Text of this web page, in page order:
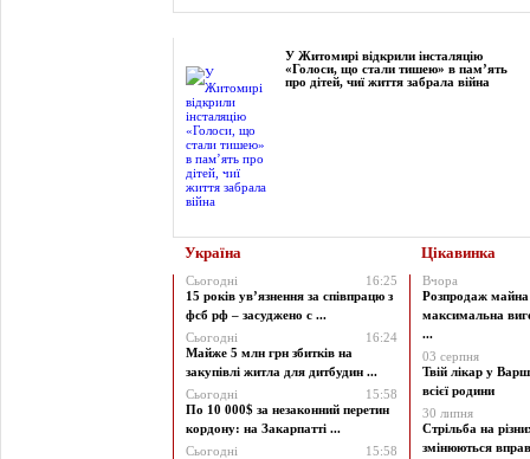
У Житомирі відкрили інсталяцію
«Голоси, що стали тишею» в пам’ять
про дітей, чиї життя забрала війна
Україна Цікавинка
Сьогодні
16:25
15 років ув’язнення за співпрацю з
фсб рф – засуджено с ...
Сьогодні
16:24
Майже 5 млн грн збитків на
закупівлі житла для дитбудин ...
Сьогодні
15:58
По 10 000$ за незаконний перетин
кордону: на Закарпатті ...
Сьогодні
15:58
Вчора
Розпродаж майна
максимальна
...
03 серпня
Твій лікар у
всієї родини
30 липня
Стрільба на
змінюються